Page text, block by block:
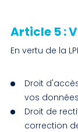
Article 5 :
En vertu de la
Droit
vos
Droit de
correction